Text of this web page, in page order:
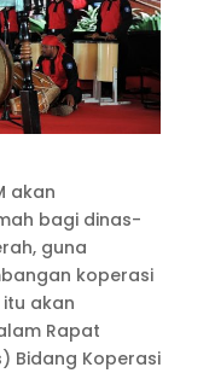
akan
bagi dinas-
guna
koperasi
itu akan
Rapat
Bidang Koperasi